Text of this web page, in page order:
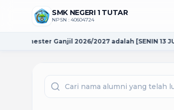
SMK NEGERI 1 TUTAR
NPSN : 40604724
2026/2027 adalah [SENIN 13 JULI 2026] ✦